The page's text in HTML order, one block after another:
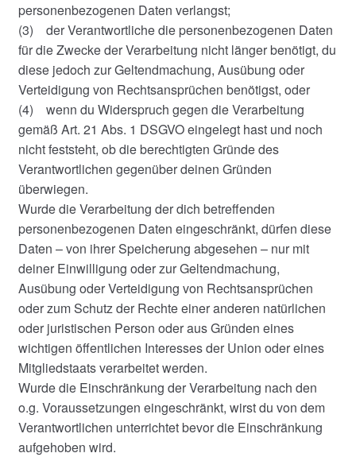
personenbezogenen Daten verlangst;
(3) der Verantwortliche die personenbezogenen Daten
für die Zwecke der Verarbeitung nicht länger benötigt, du
diese jedoch zur Geltendmachung, Ausübung oder
Verteidigung von Rechtsansprüchen benötigst, oder
(4) wenn du Widerspruch gegen die Verarbeitung
gemäß Art. 21 Abs. 1 DSGVO eingelegt hast und noch
nicht feststeht, ob die berechtigten Gründe des
Verantwortlichen gegenüber deinen Gründen
überwiegen.
Wurde die Verarbeitung der dich betreffenden
personenbezogenen Daten eingeschränkt, dürfen diese
Daten – von ihrer Speicherung abgesehen – nur mit
deiner Einwilligung oder zur Geltendmachung,
Ausübung oder Verteidigung von Rechtsansprüchen
oder zum Schutz der Rechte einer anderen natürlichen
oder juristischen Person oder aus Gründen eines
wichtigen öffentlichen Interesses der Union oder eines
Mitgliedstaats verarbeitet werden.
Wurde die Einschränkung der Verarbeitung nach den
o.g. Voraussetzungen eingeschränkt, wirst du von dem
Verantwortlichen unterrichtet bevor die Einschränkung
aufgehoben wird.